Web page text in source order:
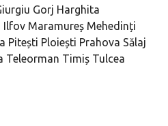
Gorj Harghita
Ilfov Maramureș Mehedinți
Pitești Ploiești Prahova Sălaj
Teleorman Timiș Tulcea